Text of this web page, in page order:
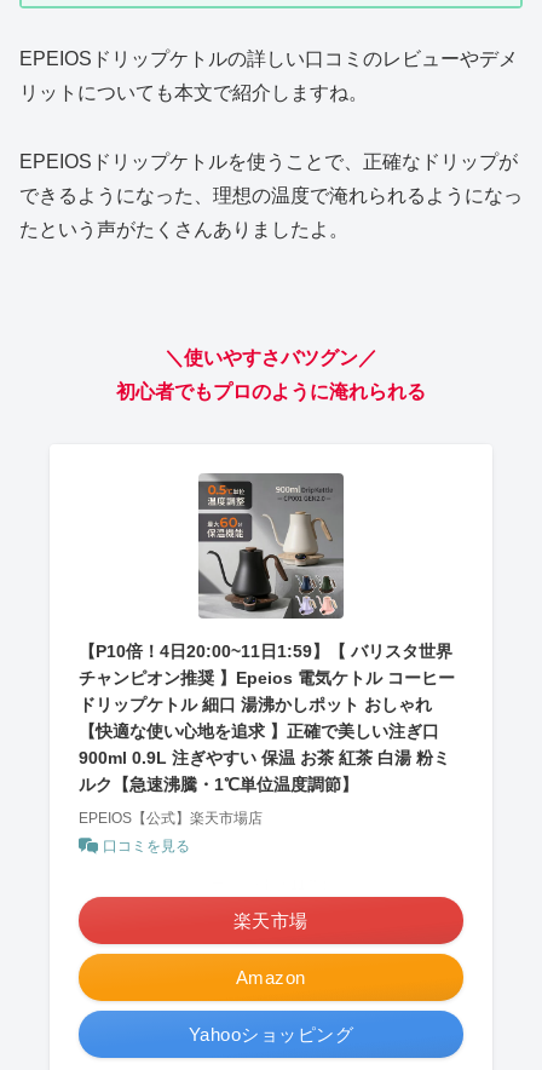
EPEIOSドリップケトルの詳しい口コミのレビューやデメ
リットについても本文で紹介しますね。
EPEIOSドリップケトルを使うことで、正確なドリップが
できるようになった、理想の温度で淹れられるようになっ
たという声がたくさんありましたよ。
＼使いやすさバツグン／
初心者でもプロのように淹れられる
【P10倍！4日20:00~11日1:59】【 バリスタ世界
チャンピオン推奨 】Epeios 電気ケトル コーヒー
ドリップケトル 細口 湯沸かしポット おしゃれ
【快適な使い心地を追求 】正確で美しい注ぎ口
900ml 0.9L 注ぎやすい 保温 お茶 紅茶 白湯 粉ミ
ルク【急速沸騰・1℃単位温度調節】
EPEIOS【公式】楽天市場店
口コミを見る
Amazon
楽天市場
Yahooショッピング